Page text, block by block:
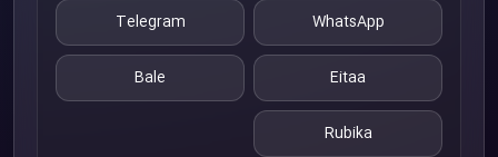
WhatsApp
Telegram
Eitaa
Bale
Rubika